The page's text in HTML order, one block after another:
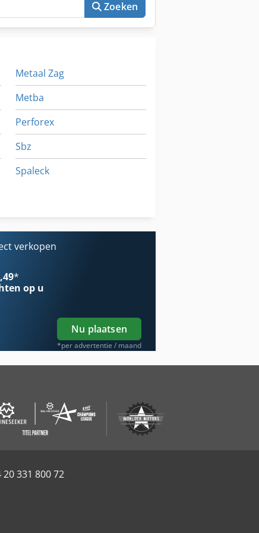
- Stuurspanning 24 Volt -
7545c, zwart Optionele
voor de actuele boordiepte
Zoeken
Metaal Zag
Metba
Perforex
Sbz
Spaleck
verkopen
*
op u
Nu plaatsen
*per advertentie / maand
20 331 800 72